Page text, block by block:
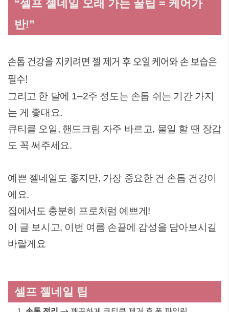
“셀프 젤네일 오래 가는 꿀팁 = 케어가
반!”
손톱 건강을 지키려면 젤 제거 후 오일 케어와 손 보습은
필수!
그리고 한 달에 1–2주 정도는 손톱 쉬는 기간 가지
는 게 좋대요.
큐티클 오일, 핸드크림 자주 바르고, 물일 할 땐 장갑
도 꼭 써주세요.
예쁜 젤네일도 좋지만, 가장 중요한 건 손톱 건강이
에요.
집에서도 충분히 프로처럼 예쁘게!
이 글 보시고, 이번 여름 손끝에 감성을 담아보시길
바랄게요
셀프 젤네일 팁